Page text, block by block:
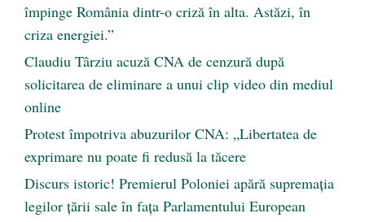
împinge România dintr-o criză în alta. Astăzi, în
criza energiei.”
Claudiu Târziu acuză CNA de cenzură după
solicitarea de eliminare a unui clip video din mediul
online
Protest împotriva abuzurilor CNA: „Libertatea de
exprimare nu poate fi redusă la tăcere
Discurs istoric! Premierul Poloniei apără supremația
legilor țării sale în fața Parlamentului European